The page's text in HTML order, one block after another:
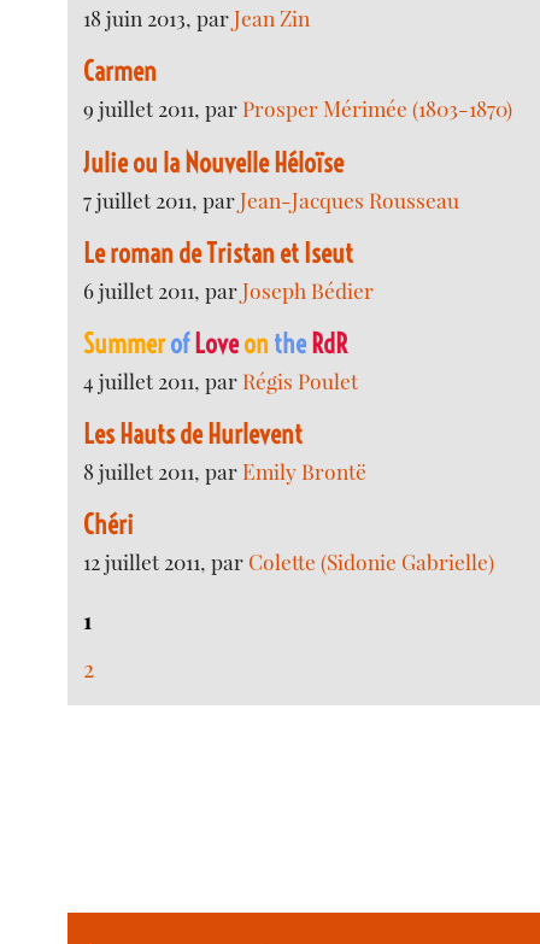
18 juin 2013, parJean Zin
Carmen
9 juillet 2011, par Prosper Mérimée (1803-1870)
Julie ou la Nouvelle Héloïse
7 juillet 2011, parJean-Jacques Rousseau
Le roman de Tristan et Iseut
6 juillet 2011, parJoseph Bédier
Summerof Loveon the RdR
4 juillet 2011, par Régis Poulet
Les Hauts de Hurlevent
8 juillet 2011, parEmily Brontë
Chéri
12 juillet 2011, par Colette (Sidonie Gabrielle)
1
2